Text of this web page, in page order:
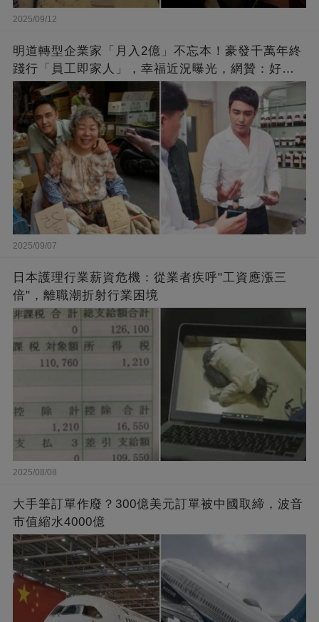
2025/09/12
明道轉型企業家「月入2億」不忘本！豪發千萬年終
踐行「員工即家人」，幸福近況曝光，網贊：好老
闆的福報
2025/09/07
日本護理行業薪資危機：從業者疾呼"工資應漲三
倍"，離職潮折射行業困境
2025/08/08
大手筆訂單作廢？300億美元訂單被中國取締，波音
市值縮水4000億